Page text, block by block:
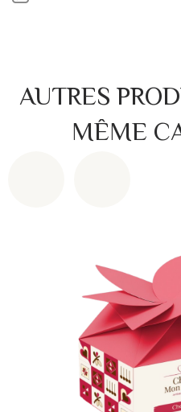
AUTRES
MÊME